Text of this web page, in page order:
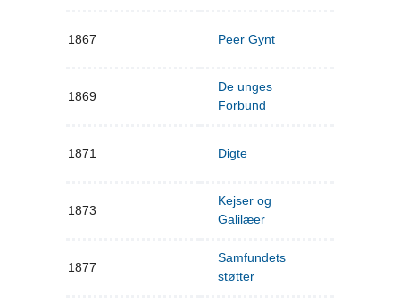
1867 Peer Gynt
1869
De unges
Forbund
1871 Digte
1873
Kejser og
Galilæer
1877
Samfundets
støtter